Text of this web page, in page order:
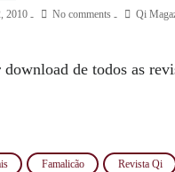
2010 No comments Qi
download de todos as
Famalicão Revista Qi